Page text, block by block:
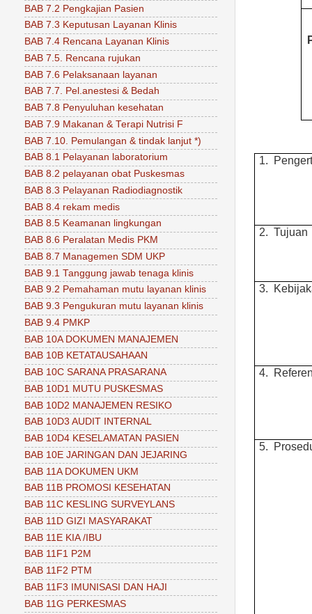
1.
2. Tujuan
3.
4.
5.
BAB 7.2 Pengkajian Pasien
BAB 7.3 Keputusan Layanan Klinis
BAB 7.4 Rencana Layanan Klinis
BAB 7.5. Rencana rujukan
BAB 7.6 Pelaksanaan layanan
BAB 7.7. Pel.anestesi & Bedah
BAB 7.8 Penyuluhan kesehatan
BAB 7.9 Makanan & Terapi Nutrisi F
BAB 7.10. Pemulangan & tindak lanjut *)
BAB 8.1 Pelayanan laboratorium
BAB 8.2 pelayanan obat Puskesmas
BAB 8.3 Pelayanan Radiodiagnostik
BAB 8.4 rekam medis
BAB 8.5 Keamanan lingkungan
BAB 8.6 Peralatan Medis PKM
BAB 8.7 Managemen SDM UKP
BAB 9.1 Tanggung jawab tenaga klinis
BAB 9.2 Pemahaman mutu layanan klinis
BAB 9.3 Pengukuran mutu layanan klinis
BAB 9.4 PMKP
BAB 10A DOKUMEN MANAJEMEN
BAB 10B KETATAUSAHAAN
BAB 10C SARANA PRASARANA
BAB 10D1 MUTU PUSKESMAS
BAB 10D2 MANAJEMEN RESIKO
BAB 10D3 AUDIT INTERNAL
BAB 10D4 KESELAMATAN PASIEN
BAB 10E JARINGAN DAN JEJARING
BAB 11A DOKUMEN UKM
BAB 11B PROMOSI KESEHATAN
BAB 11C KESLING SURVEYLANS
BAB 11D GIZI MASYARAKAT
BAB 11E KIA /IBU
BAB 11F1 P2M
BAB 11F2 PTM
BAB 11F3 IMUNISASI DAN HAJI
BAB 11G PERKESMAS